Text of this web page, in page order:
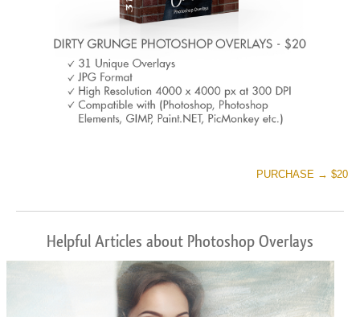
PURCHASE → $20
Helpful Articles about Photoshop Overlays